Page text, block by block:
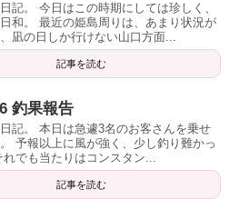
記。 今日はこの時期にしては珍しく、
和。 最近の姫島周りは、あまり状況が
凪の日しか行けない山口方面...
記事を読む
釣果報告
記。 本日は急遽3名のお客さんを乗せ
予報以上に風が強く、少し釣り難かっ
れでも当たりはコンスタン...
記事を読む